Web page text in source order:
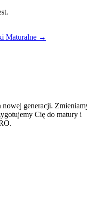
Maturalne →
nowej generacji.
Cię do matury i